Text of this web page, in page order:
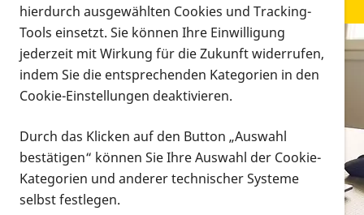
Infomaterial
Infomaterial
Vorlesen
Alle Infomaterialien in verschiedenen
Formaten an einem Ort
hierdurch ausgewählten Cookies und Tracking-
Tools einsetzt. Sie können Ihre Einwilligung
jederzeit mit Wirkung für die Zukunft widerrufen,
indem Sie die entsprechenden Kategorien in den
Cookie-Einstellungen deaktivieren.
Durch das Klicken auf den Button „Auswahl
bestätigen“ können Sie Ihre Auswahl der Cookie-
Kategorien und anderer technischer Systeme
selbst festlegen.